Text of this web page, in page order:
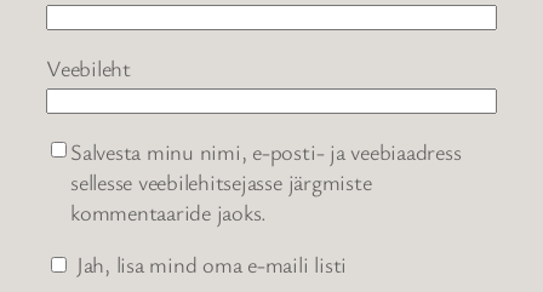
Veebileht
Salvesta minu nimi, e-posti- ja veebiaadress
sellesse veebilehitsejasse järgmiste
kommentaaride jaoks.
Jah, lisa mind oma e-maili listi